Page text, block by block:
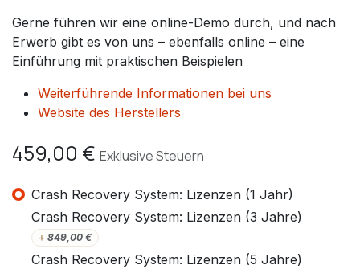
Gerne führen wir eine online-Demo durch, und nach
Erwerb gibt es von uns – ebenfalls online – eine
Einführung mit praktischen Beispielen
Weiterführende Informationen bei uns
Website des Herstellers
459,00 € Exklusive Steuern
Crash Recovery System: Lizenzen (1 Jahr)
Crash Recovery System: Lizenzen (3 Jahre)
+ 849,00€
Crash Recovery System: Lizenzen (5 Jahre)